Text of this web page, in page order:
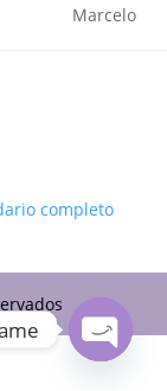
Marcelo
completo